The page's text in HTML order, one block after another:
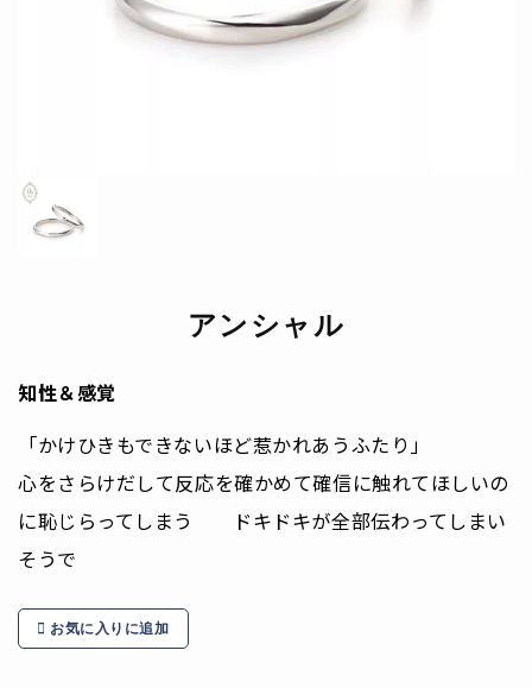
アンシャル
知性＆感覚
「かけひきもできないほど惹かれあうふたり」
心をさらけだして反応を確かめて確信に触れてほしいの
に恥じらってしまう ドキドキが全部伝わってしまい
そうで
お気に入りに追加